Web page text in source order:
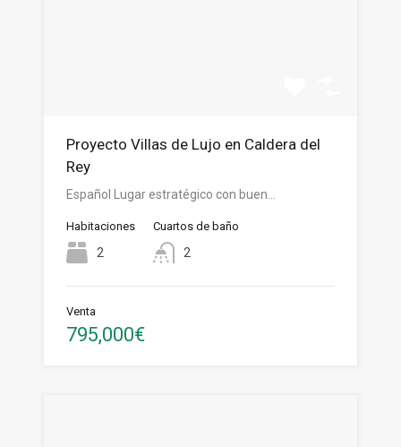
Proyecto Villas de Lujo en Caldera del
Rey
Español Lugar estratégico con buen…
Habitaciones
2
Cuartos de baño
2
Venta
795,000€